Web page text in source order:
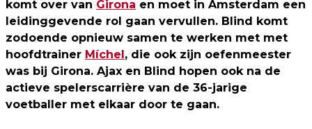
komt over van Girona en moet in Amsterdam een
leidinggevende rol gaan vervullen. Blind komt
zodoende opnieuw samen te werken met met
hoofdtrainer Míchel, die ook zijn oefenmeester
was bij Girona. Ajax en Blind hopen ook na de
actieve spelerscarrière van de 36-jarige
voetballer met elkaar door te gaan.